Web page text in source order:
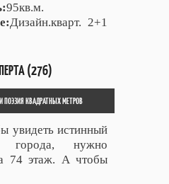
95кв.м.
Дизайн.кварт. 2+1
(276)
ПОЭЗИЯ КВАДРАТНЫХ МЕТРОВ
увидеть истинный
нужно
74 этаж. А чтобы